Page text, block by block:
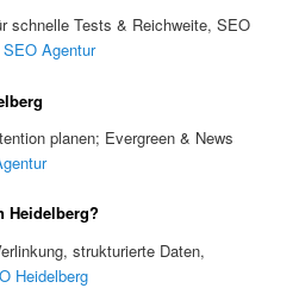
schnelle Tests & Reichweite, SEO
SEO Agentur
planen; Evergreen & News
Heidelberg?
strukturierte Daten,
Heidelberg